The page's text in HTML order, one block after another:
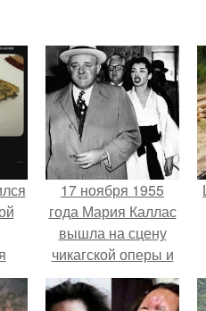
17 ноября 1955
года Мария Каллас
вышла на сцену
чикагской оперы и
сорвала овации.